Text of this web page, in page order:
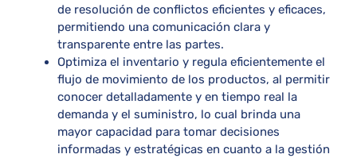
de resolución de conflictos eficientes y eficaces,
permitiendo una comunicación clara y
transparente entre las partes.
Optimiza el inventario y regula eficientemente el
flujo de movimiento de los productos, al permitir
conocer detalladamente y en tiempo real la
demanda y el suministro, lo cual brinda una
mayor capacidad para tomar decisiones
informadas y estratégicas en cuanto a la gestión